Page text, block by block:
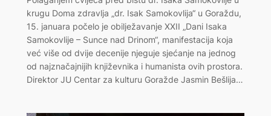
krugu Doma zdravlja „dr. Isak Samokovlija“ u Goraždu,
15. januara počelo je obilježavanje XXII „Dani Isaka
Samokovlije – Sunce nad Drinom“, manifestacija koja
već više od dvije decenije njeguje sjećanje na jednog
od najznačajnijih književnika i humanista ovih prostora.
Direktor JU Centar za kulturu Goražde Jasmin Bešlija…